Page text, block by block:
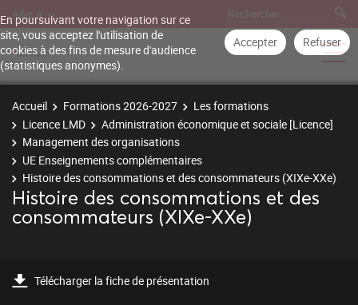
En poursuivant votre navigation sur ce
site, vous acceptez l'utilisation de
cookies à des fins de mesure d'audience
(statistiques anonymes).
Accepter Refuser
Aller à
Accueil Formations 2026-2027
Les formations
Licence LMD
Administration économique et sociale [Licence]
Management des organisations
UE Enseignements complémentaires
Histoire des consommations et des consommateurs (XIXe-XXe)
Histoire des consommations et des
consommateurs (XIXe-XXe)
Télécharger la fiche de présentation